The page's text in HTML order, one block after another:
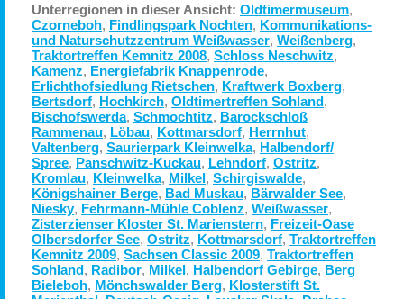
Unterregionen in dieser Ansicht: Oldtimermuseum,
Czorneboh, Findlingspark Nochten, Kommunikations-
und Naturschutzzentrum Weißwasser, Weißenberg,
Traktortreffen Kemnitz 2008, Schloss Neschwitz,
Kamenz, Energiefabrik Knappenrode,
Erlichthofsiedlung Rietschen, Kraftwerk Boxberg,
Bertsdorf, Hochkirch, Oldtimertreffen Sohland,
Bischofswerda, Schmochtitz, Barockschloß
Rammenau, Löbau, Kottmarsdorf, Herrnhut,
Valtenberg, Saurierpark Kleinwelka, Halbendorf/
Spree, Panschwitz-Kuckau, Lehndorf, Ostritz,
Kromlau, Kleinwelka, Milkel, Schirgiswalde,
Königshainer Berge, Bad Muskau, Bärwalder See,
Niesky, Fehrmann-Mühle Coblenz, Weißwasser,
Zisterzienser Kloster St. Marienstern, Freizeit-Oase
Olbersdorfer See, Ostritz, Kottmarsdorf, Traktortreffen
Kemnitz 2009, Sachsen Classic 2009, Traktortreffen
Sohland, Radibor, Milkel, Halbendorf Gebirge, Berg
Bieleboh, Mönchswalder Berg, Klosterstift St.